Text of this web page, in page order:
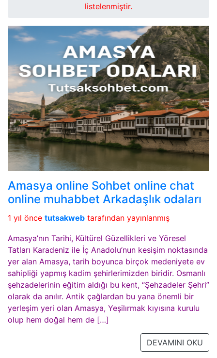
listelenmiştir.
Amasya online Sohbet online chat
online muhabbet Arkadaşlık odaları
1 yıl önce tutsakweb tarafından yayınlanmış
Amasya’nın Tarihi, Kültürel Güzellikleri ve Yöresel
Tatları Karadeniz ile İç Anadolu’nun kesişim noktasında
yer alan Amasya, tarih boyunca birçok medeniyete ev
sahipliği yapmış kadim şehirlerimizden biridir. Osmanlı
şehzadelerinin eğitim aldığı bu kent, “Şehzadeler Şehri”
olarak da anılır. Antik çağlardan bu yana önemli bir
yerleşim yeri olan Amasya, Yeşilırmak kıyısına kurulu
olup hem doğal hem de […]
DEVAMINI OKU